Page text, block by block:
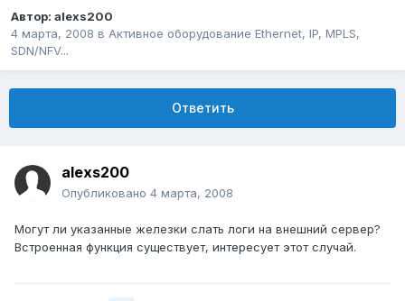
Автор: alexs200
4 марта, 2008 в Активное оборудование Ethernet, IP, MPLS,
SDN/NFV...
Ответить
alexs200
Опубликовано 4 марта, 2008
Могут ли указанные железки слать логи на внешний сервер?
Встроенная функция существует, интересует этот случай.